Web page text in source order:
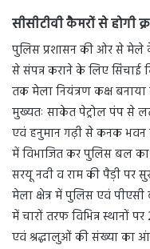
सीसीटीवी कैमरों से होगी
पुलिस प्रशासन की ओर से मेले
से संपन्न कराने के लिए सिंचाई
तक मेला नियंत्रण कक्ष
मुख्यतः साकेत पेट्रोल पंप से
एवं हनुमान गढ़ी से कनक भवन
में विभाजित कर पुलिस बल का
सरयू नदी व राम की पैड़ी पर
मेला क्षेत्र में पुलिस एवं
में चारों तरफ विभिन्न स्थानों
एवं श्रद्धालुओं की संख्या का